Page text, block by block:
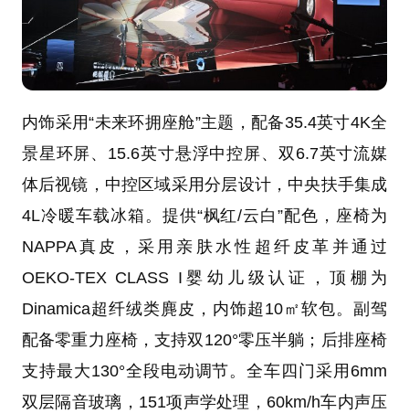
内饰采用“未来环拥座舱”主题，配备35.4英寸4K全
景星环屏、15.6英寸悬浮中控屏、双6.7英寸流媒
体后视镜，中控区域采用分层设计，中央扶手集成
4L冷暖车载冰箱。提供“枫红/云白”配色，座椅为
NAPPA真皮，采用亲肤水性超纤皮革并通过
OEKO-TEX CLASS I婴幼儿级认证，顶棚为
Dinamica超纤绒类麂皮，内饰超10㎡软包。副驾
配备零重力座椅，支持双120°零压半躺；后排座椅
支持最大130°全段电动调节。全车四门采用6mm
双层隔音玻璃，151项声学处理，60km/h车内声压